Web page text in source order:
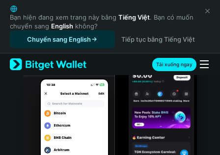
English
日本語
Tiếng Việt
Русский
Español (Latinoamérica)
Türkçe
Italiano
Português (Portugal)
Bahasa Indonesia
Bạn hiện đang xem trang này bằng Tiếng Việt. Bạn có muốn
chuyển sang English không?
Chuyển sang English
Tiếp tục bằng Tiếng Việt
Tải xuống ngay